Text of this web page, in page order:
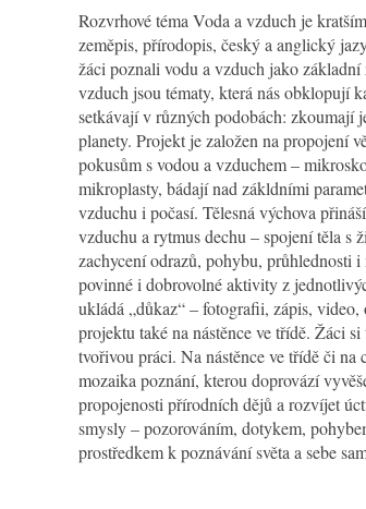
ZŠ Trnka Dobříš
Rozvrhové téma Voda a vzduch je
zeměpis, přírodopis, český a anglický
žáci poznali vodu a vzduch jako
vzduch jsou tématy, která nás obklopují
setkávají v různých podobách: zkoumají
planety. Projekt je založen na propojení
pokusům s vodou a vzduchem –
mikroplasty, bádají nad zákldními
vzduchu i počasí. Tělesná výchova
vzduchu a rytmus dechu – spojení těla s
zachycení odrazů, pohybu, průhlednosti
povinné i dobrovolné aktivity z
ukládá „důkaz“ – fotografii, zápis,
projektu také na nástěnce ve třídě. Žáci
tvořivou práci. Na nástěnce ve třídě či
mozaika poznání, kterou doprovází
propojenosti přírodních dějů a rozvíjet
smysly – pozorováním, dotykem,
prostředkem k poznávání světa a sebe